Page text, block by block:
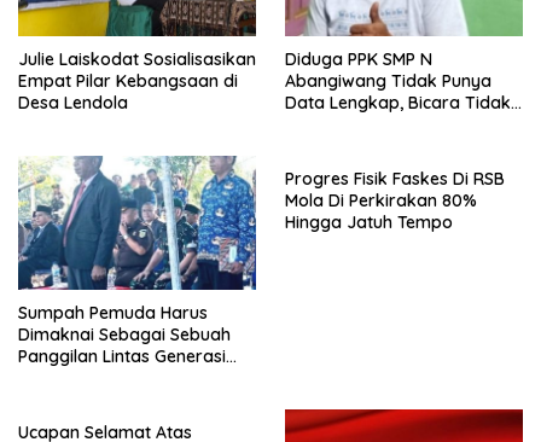
Julie Laiskodat Sosialisasikan
Empat Pilar Kebangsaan di
Desa Lendola
Diduga PPK SMP N
Abangiwang Tidak Punya
Data Lengkap, Bicara Tidak
Sumpah Pemuda Harus
Dimaknai Sebagai Sebuah
Panggilan Lintas Generasi
Progres Fisik Faskes Di RSB
Mola Di Perkirakan 80%
Hingga Jatuh Tempo
Ucapan Selamat Atas